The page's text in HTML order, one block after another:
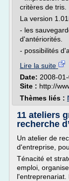
critères de tris.
La version
- les
d'antériorités.
- possibilités
Lire la suite
Date: 2008-
Site : http://
Thèmes liés :
11 ateliers
recherche
Un atelier de
d'entreprise,
Ténacité et
emploi,
l'entreprenariat.